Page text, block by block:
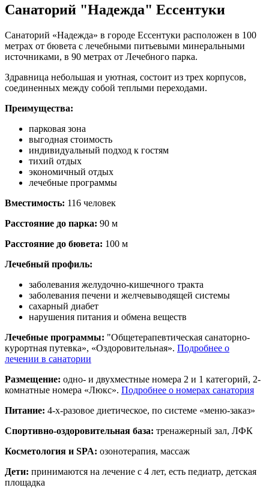
Санаторий "Надежда" Ессентуки
Санаторий «Надежда» в городе Ессентуки расположен в 100
метрах от бювета с лечебными питьевыми минеральными
источниками, в 90 метрах от Лечебного парка.
Здравница небольшая и уютная, состоит из трех корпусов,
соединенных между собой теплыми переходами.
Преимущества:
парковая зона
выгодная стоимость
индивидуальный подход к гостям
тихий отдых
экономичный отдых
лечебные программы
Вместимость: 116 человек
Расстояние до парка: 90 м
Расстояние до бювета: 100 м
Лечебный профиль:
заболевания желудочно-кишечного тракта
заболевания печени и желчевыводящей системы
сахарный диабет
нарушения питания и обмена веществ
Лечебные программы: "Общетерапевтическая санаторно-
курортная путевка», «Оздоровительная». Подробнее о
лечении в санатории
Размещение: одно- и двухместные номера 2 и 1 категорий, 2-
комнатные номера «Люкс». Подробнее о номерах санатория
Питание: 4-х-разовое диетическое, по системе «меню-заказ»
Спортивно-оздоровительная база: тренажерный зал, ЛФК
Косметология и SPA: озонотерапия, массаж
Дети: принимаются на лечение с 4 лет, есть педиатр, детская
площадка